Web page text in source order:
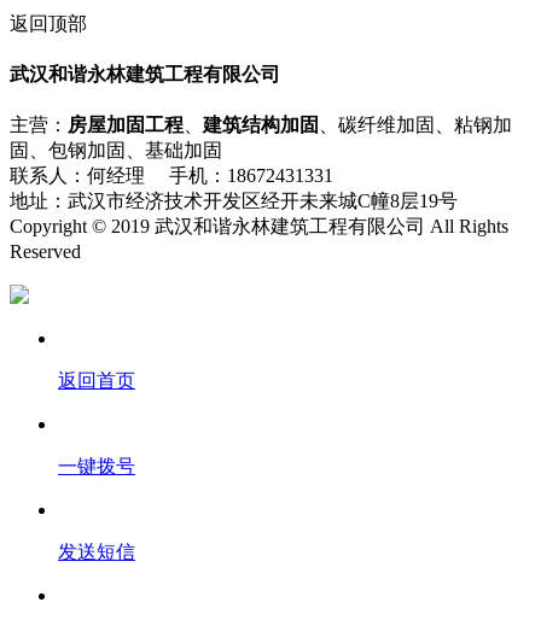
返回顶部
武汉和谐永林建筑工程有限公司
主营： 房屋加固工程 建筑结构加固
、碳纤维加固、粘钢加
固、包钢加固、基础加固
联系人：何经理 手机：18672431331
地址：武汉市经济技术开发区经开未来城C幢8层19号
Copyright © 2019 武汉和谐永林建筑工程有限公司 All Rights
Reserved
返回首页
一键拨号
发送短信